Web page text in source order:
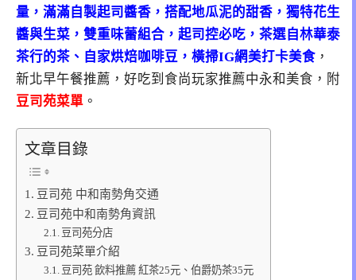
量，滿滿自製起司醬香，搭配地瓜泥的甜香，獨特花生
醬與生菜，雙重味蕾組合，起司控必吃，茶選自林華泰
茶行的茶、自家烘焙咖啡豆，橫掃IG網美打卡美食 ，
新北早午餐推薦，好吃到食尚玩家推薦中永和美食，附
豆司苑菜單 。
文章目錄
豆司苑 中和南勢角交通
豆司苑中和南勢角資訊
豆司苑分店
豆司苑菜單介紹
豆司苑 飲料推薦 紅茶25元、伯爵奶茶35元